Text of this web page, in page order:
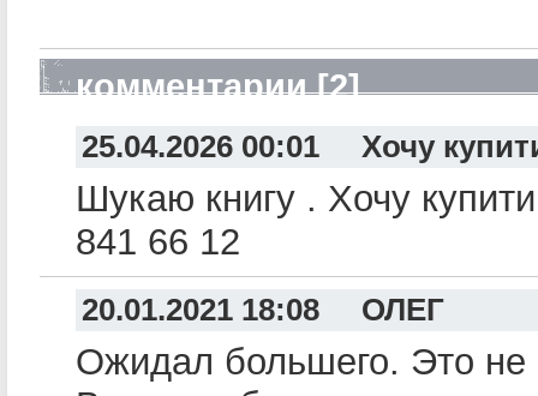
комментарии [2]
25.04.2026 00:01 Хочу
Шукаю книгу . Хочу
841 66 12
20.01.2021 18:08 ОЛЕГ
Ожидал большего. Это не